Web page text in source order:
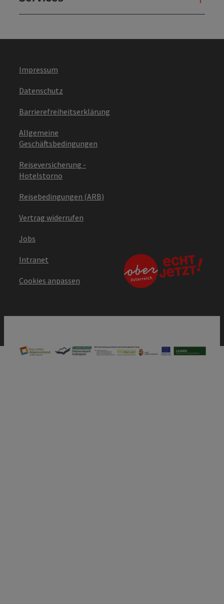
Impressum
Datenschutz
Barrierefreiheitserklärung
Allgemeine
Geschäftsbedingungen
Reiseversicherung -
Hotelstorno
Reisebedingungen (ARB)
Vertrag widerrufen
Jobs
Intranet
Cookies anpassen